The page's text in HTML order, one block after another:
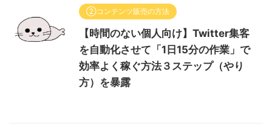
②コンテンツ販売の方法
【時間のない個人向け】Twitter集客
を自動化させて「1日15分の作業」で
効率よく稼ぐ方法３ステップ（やり
方）を暴露